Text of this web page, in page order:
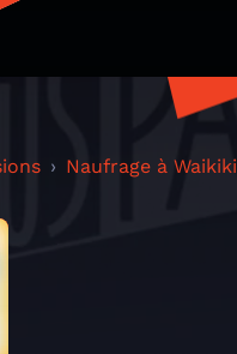
Naufrage à Waikiki